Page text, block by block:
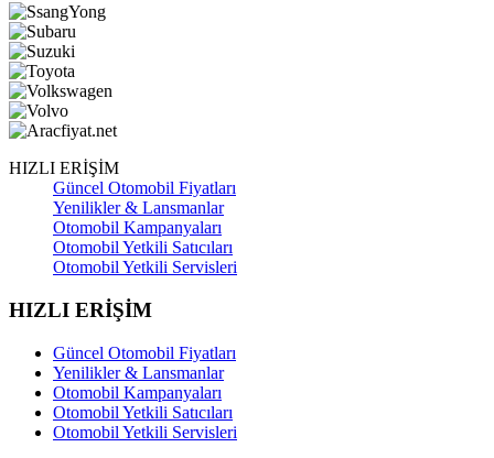
HIZLI ERİŞİM
Güncel Otomobil Fiyatları
Yenilikler & Lansmanlar
Otomobil Kampanyaları
Otomobil Yetkili Satıcıları
Otomobil Yetkili Servisleri
HIZLI ERİŞİM
Güncel Otomobil Fiyatları
Yenilikler & Lansmanlar
Otomobil Kampanyaları
Otomobil Yetkili Satıcıları
Otomobil Yetkili Servisleri